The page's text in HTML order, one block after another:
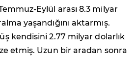
Eylül arası 8.3 milyar
yaşandığını aktarmış.
kendisini 2.77 milyar dolarlık
etmiş. Uzun bir aradan sonra